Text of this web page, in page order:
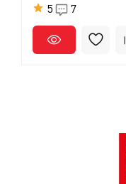
5 7